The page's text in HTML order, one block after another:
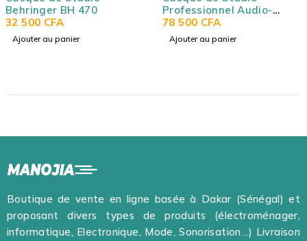
Behringer BH 470
32 500 CFA
Ajouter au panier
Professionnel Audio-
TECHNICA ATH-M30X
78 500 CFA
Ajouter au panier
Boutique de vente en ligne basée à Dakar (Sénégal) et
proposant divers types de produits (électroménager,
informatique, Electronique, Mode, Sonorisation…) Livraison